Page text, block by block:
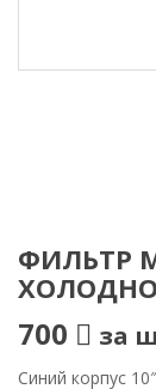
ФИЛЬТР
700 за
Синий корпус